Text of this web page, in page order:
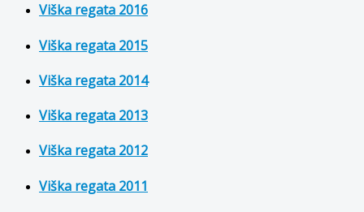
Viška regata 2016
Viška regata 2015
Viška regata 2014
Viška regata 2013
Viška regata 2012
Viška regata 2011